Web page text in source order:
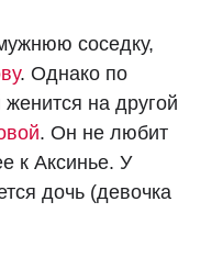
соседку,
. Однако по
на другой
. Он не любит
к Аксинье. У
дочь (девочка